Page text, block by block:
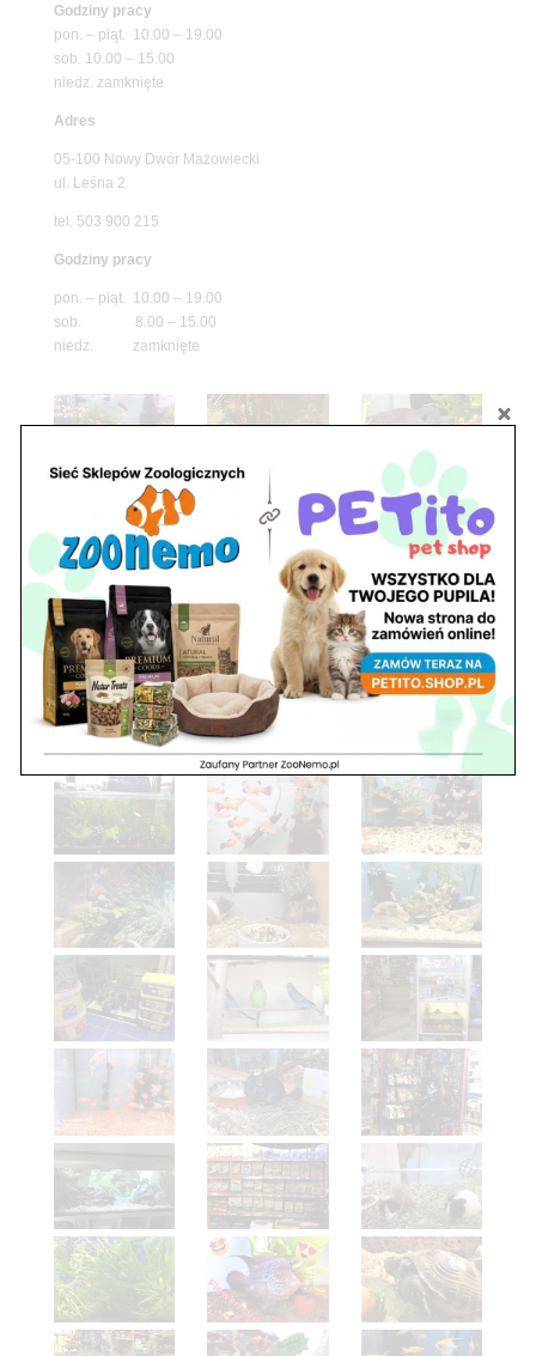
Godziny pracy
pon. – piąt. 10.00 – 19.00
sob. 10.00 – 15.00
niedz. zamknięte
Adres
05-100 Nowy Dwór Mazowiecki
ul. Leśna 2
tel. 503 900 215
Godziny pracy
pon. – piąt. 10.00 – 19.00
sob. 8.00 – 15.00
niedz. zamknięte